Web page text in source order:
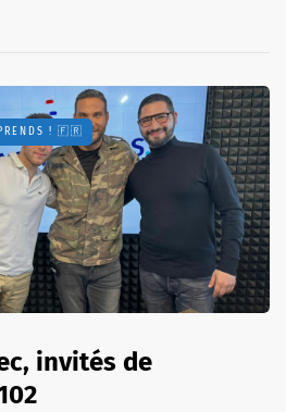
! 🇫🇷
invités de